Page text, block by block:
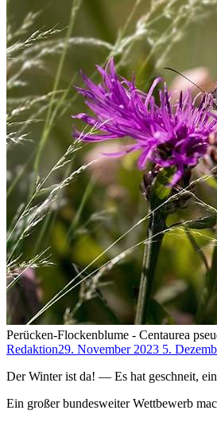
Perücken-Flockenblume - Centaurea
Redaktion29. November 2023 5.
Der Winter ist da! — Es hat geschneit,
Ein großer bundesweiter Wettbewerb